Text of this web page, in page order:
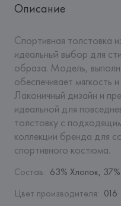
Описание
Спортивная толстовка
идеальный выбор для
образа. Модель,
обеспечивает
Лаконичный дизайн и
идеальной для
толстовку с
коллекции бренда для
спортивного костюма.
Состав: 63% Хлопок,
Цвет производителя: 016